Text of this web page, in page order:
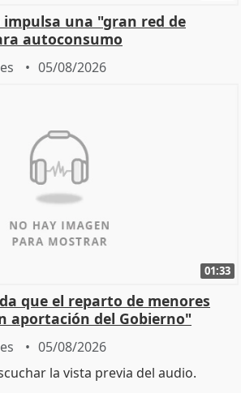
una "gran red de
autoconsumo
05/08/2026
01:33
que el reparto de menores
aportación del Gobierno"
05/08/2026